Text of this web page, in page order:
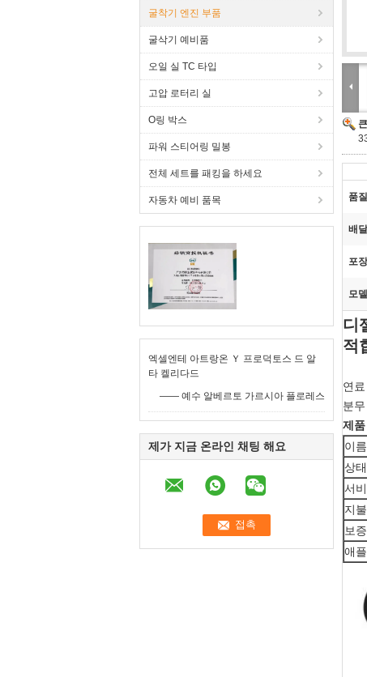
굴착기 엔진 부품
굴삭기 예비품
오일 실 TC 타입
고압 로터리 실
O링 박스
파워 스티어링 밀봉
전체 세트를 패킹을 하세요
자동차 예비 품목
엑셀엔테 아트랑온 Ｙ 프로덕토스 드 알
타 켈리다드
—— 예수 알베르토 가르시아 플로레스
제가 지금 온라인 채팅 해요
품
배
포
모
디
적
연
분
제
이
상
서
지
보
애